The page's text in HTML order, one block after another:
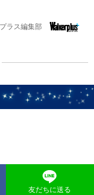
ラス編集部
友だちに送る